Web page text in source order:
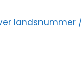
landsnummer